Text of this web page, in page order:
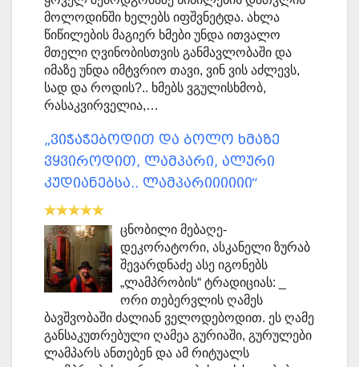
მოლოდინში ხელებს იფშვნეტდა. ახლა
წიწილების მაგიერ ხმები უნდა ითვალო
მთელი ღვინობისთვის განმავლობაში და
იმაზე უნდა იმტვრიო თავი, ვინ ვის აძლევს,
სად და როდის?.. ხმებს ვგულისხმობ,
რასაკვირველია,…
„ვიჭაჭებოდით და ბოლო ხმაზე
ვყვიროდით, ლამპარი, ალური
კუდიანებსა.. ლამპარიიიიიი“
ცნობილი მებაღე-
დეკორატორი, ასკანელი ზურაბ
შევარდნაძე ასე იგონებს
„ლამპრობის“ ტრადიციას: _
ორი თებერვლის ღამეს
ბავშვობაში ძალიან ველოდებოდით. ეს ღამე
განსაკუთრებული ღამეა გურიაში, გურულები
ლამპარს ანთებენ და ამ რიტუალს